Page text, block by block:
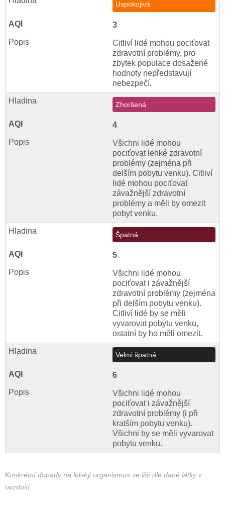
Uspokojivá
3
Citliví lidé mohou pociťovat
zdravotní problémy, pro
zbytek populace dosažené
hodnoty nepředstavují
nebezpečí.
Zhoršená
4
Všichni lidé mohou
pociťovat lehké zdravotní
problémy (zejména při
delším pobytu venku). Citliví
lidé mohou pociťovat
závažnější zdravotní
problémy a měli by omezit
pobyt venku.
Špatná
5
Všichni lidé mohou
pociťovat i závažnější
zdravotní problémy (zejména
při delším pobytu venku).
Citliví lidé by se měli
vyvarovat pobytu venku,
ostatní by ho měli omezit.
Velmi špatná
6
Všichni lidé mohou
pociťovat i závažnější
zdravotní problémy (i při
kratším pobytu venku).
Všichni by se měli vyvarovat
pobytu venku.
Konkrétní dopady na lidský organismus se liší dle dané látky v
ovzduší.